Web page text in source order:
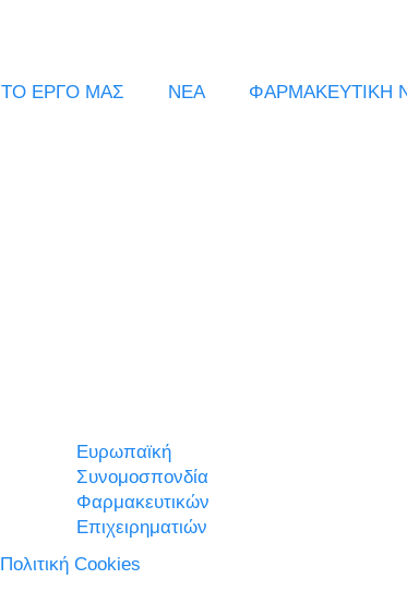
ΤΟ ΕΡΓΟ ΜΑΣ ΝΕΑ ΦΑΡΜΑΚΕΥΤΙΚΗ
Ευρωπαϊκή
Συνομοσπονδία
Φαρμακευτικών
Επιχειρηματιών
Πολιτική Cookies